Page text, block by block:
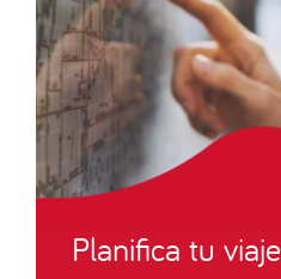
Planifica tu viaje